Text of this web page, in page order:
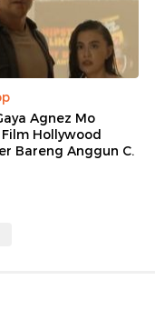
Agnez Mo
Hollywood
Bareng Anggun C.